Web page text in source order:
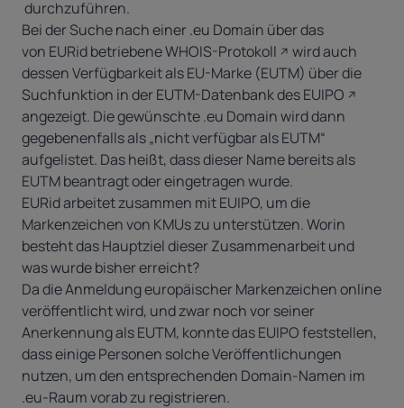
durchzuführen.
Bei der Suche nach einer .eu Domain über das
von EURid betriebene WHOIS-Protokoll
wird auch
dessen Verfügbarkeit als EU-Marke (EUTM) über die
Suchfunktion in derEUTM-Datenbank des EUIPO
angezeigt. Die gewünschte .eu Domain wird dann
gegebenenfalls als „nicht verfügbar als EUTM“
aufgelistet. Das heißt, dass dieser Name bereits als
EUTM beantragt oder eingetragen wurde.
EURid arbeitet zusammen mit EUIPO, um die
Markenzeichen von KMUs zu unterstützen. Worin
besteht das Hauptziel dieser Zusammenarbeit und
was wurde bisher erreicht?
Da die Anmeldung europäischer Markenzeichen online
veröffentlicht wird, und zwar noch vor seiner
Anerkennung als EUTM, konnte das EUIPO feststellen,
dass einige Personen solche Veröffentlichungen
nutzen, um den entsprechenden Domain-Namen im
.eu-Raum vorab zu registrieren.